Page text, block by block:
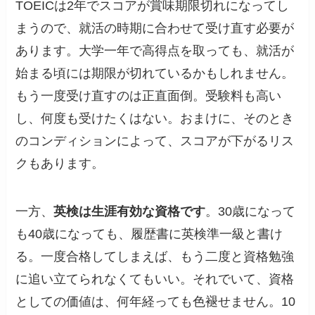
TOEICは2年でスコアが賞味期限切れになってし
まうので、就活の時期に合わせて受け直す必要が
あります。大学一年で高得点を取っても、就活が
始まる頃には期限が切れているかもしれません。
もう一度受け直すのは正直面倒。受験料も高い
し、何度も受けたくはない。おまけに、そのとき
のコンディションによって、スコアが下がるリス
クもあります。
一方、英検は生涯有効な資格です。30歳になって
も40歳になっても、履歴書に英検準一級と書け
る。一度合格してしまえば、もう二度と資格勉強
に追い立てられなくてもいい。それでいて、資格
としての価値は、何年経っても色褪せません。10